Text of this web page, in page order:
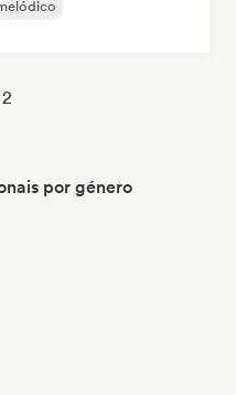
2
por género